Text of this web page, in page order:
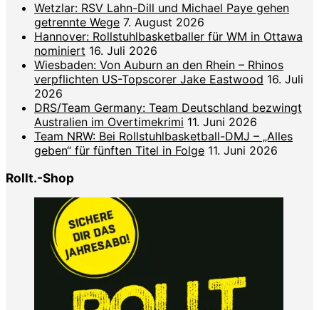
Wetzlar: RSV Lahn-Dill und Michael Paye gehen
getrennte Wege 7. August 2026
Hannover: Rollstuhlbasketballer für WM in Ottawa
nominiert 16. Juli 2026
Wiesbaden: Von Auburn an den Rhein – Rhinos
verpflichten US-Topscorer Jake Eastwood 16. Juli
2026
DRS/Team Germany: Team Deutschland bezwingt
Australien im Overtimekrimi 11. Juni 2026
Team NRW: Bei Rollstuhlbasketball-DMJ – „Alles
geben“ für fünften Titel in Folge 11. Juni 2026
Rollt.-Shop